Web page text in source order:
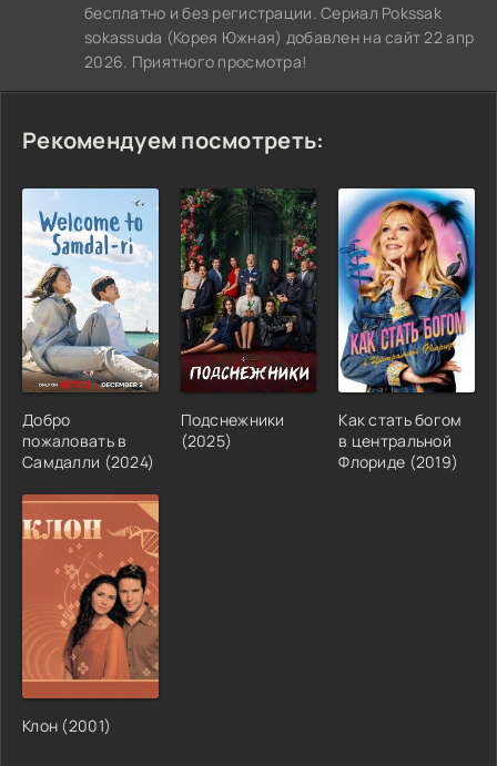
бесплатно и без регистрации. Сериал Pokssak
sokassuda (Корея Южная) добавлен на сайт 22 апр
2026. Приятного просмотра!
Рекомендуем посмотреть:
Добро
пожаловать в
Самдалли (2024)
Подснежники
(2025)
Как стать богом
в центральной
Флориде (2019)
Клон (2001)